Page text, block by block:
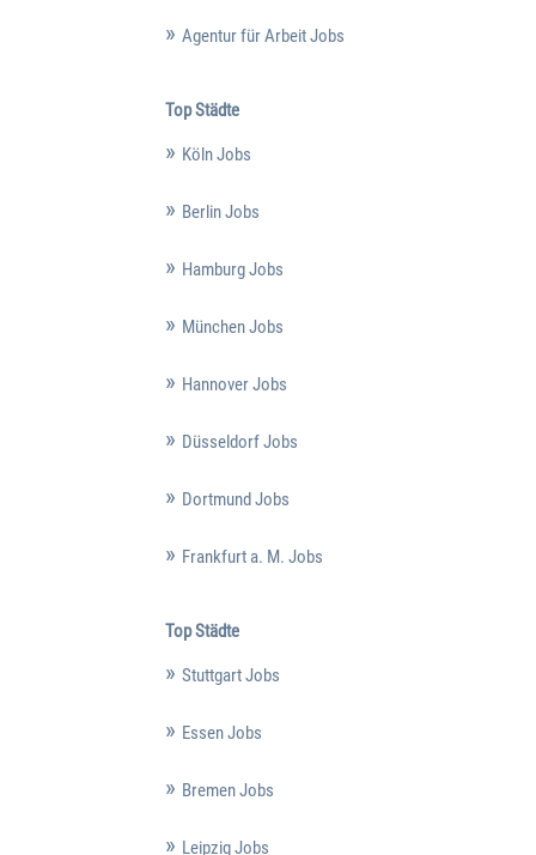
Agentur für Arbeit Jobs
Top Städte
Köln Jobs
Berlin Jobs
Hamburg Jobs
München Jobs
Hannover Jobs
Düsseldorf Jobs
Dortmund Jobs
Frankfurt a. M. Jobs
Top Städte
Stuttgart Jobs
Essen Jobs
Bremen Jobs
Leipzig Jobs